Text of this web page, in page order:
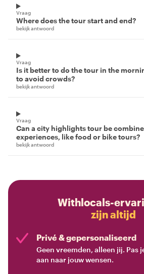
Vraag
Where does the tour start and end?
bekijk antwoord
Vraag
Is it better to do the tour in the
to avoid crowds?
bekijk antwoord
Vraag
Can a city highlights tour be
experiences, like food or bike tours?
bekijk antwoord
Withlocals-
zijn altijd
Privé & gepersonaliseerd
Geen vreemden, alleen jij. Pas
aan naar jouw wensen.